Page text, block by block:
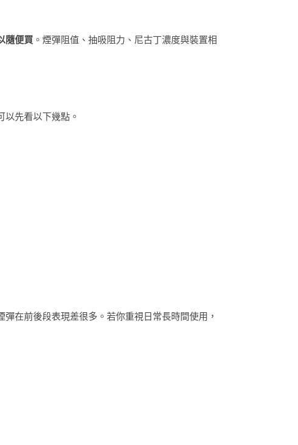
隨便買 。煙彈阻值、抽吸阻力、尼古丁濃度與裝置相
以先看以下幾點。
在前後段表現差很多。若你重視日常長時間使用，